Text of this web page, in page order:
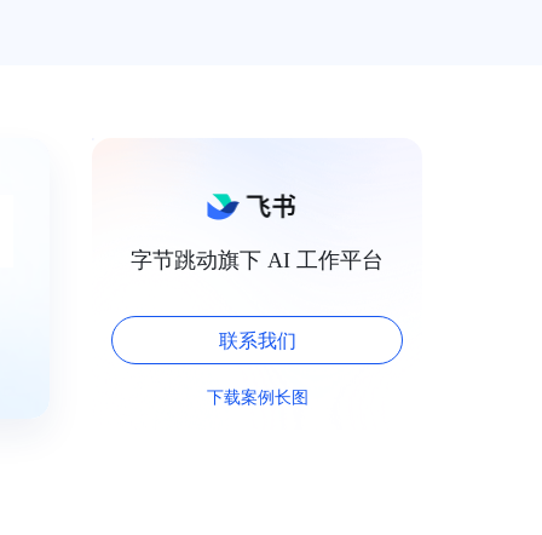
字节跳动旗下 AI 工作平台
联系我们
下载案例长图